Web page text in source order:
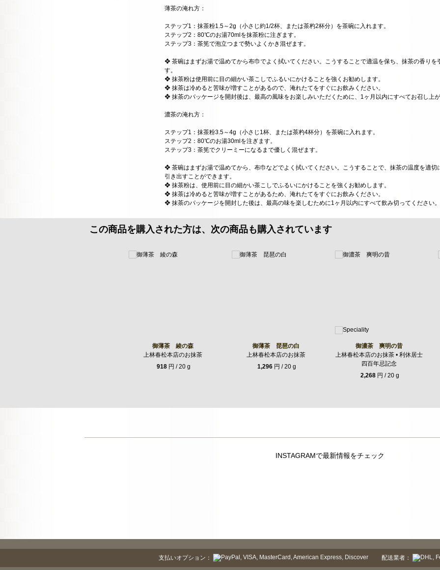
薄茶の淹れ方：
ステップ1：抹茶粉1.5～2g（小さじ約1/2杯、または茶杓2杯分）を茶碗に入れます。
ステップ2：80℃のお湯70mlを抹茶粉に注ぎます。
ステップ3：茶筅で泡立つまで勢いよくかき混ぜます。
❖ 茶碗はまずお湯で温めてから布巾でよく拭いてください。こうすることで適温を保ち、抹茶の香りを
す。
❖ 抹茶粉は使用前に目の細かい茶こしでふるいにかけることを強くお勧めします。
❖ 抹茶は冷めると苦味が増すことがあるので、淹れたてをすぐにお飲みください。
❖ 抹茶のパッケージを開封後は、最高の風味をお楽しみいただくために、1ヶ月以内にすべてお召し上
濃茶の淹れ方：
ステップ1：抹茶粉3.5～4g（小さじ1杯、または茶杓4杯分）を茶碗に入れます。
ステップ2：80℃のお湯30mlを注ぎます。
ステップ3：茶筅でクリーミーになるまで優しく混ぜます。
❖ 茶碗はまずお湯で温めてから、布巾などでよく拭いてください。こうすることで、抹茶の温度を適切
引き出すことができます。
❖ 抹茶粉は、使用前に目の細かい茶こしでふるいにかけることを強くお勧めします。
❖ 抹茶は冷めると苦味が増すことがあるため、淹れたてをすぐにお飲みください。
❖ 抹茶のパッケージを開封した後は、最高の味を楽しむために1ヶ月以内にすべて飲み切ってください。
この商品を購入された方は、次の商品も購入されています
御薄茶 綾の森
上林春松本店のお抹茶
918円 / 20 g
御薄茶 琵琶の白
上林春松本店のお抹茶
1,296円 / 20 g
御濃茶 爽明の昔
上林春松本店のお抹茶 • 利休居士
四百年忌記念
2,268円 / 20 g
INSTAGRAMで最新情報をチェック
支払いオプション： 配送業者：